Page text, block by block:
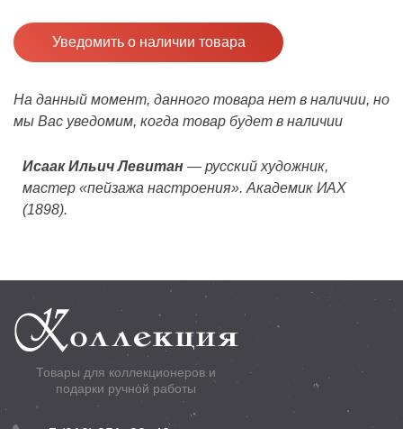
Уведомить о наличии товара
На данный момент, данного товара нет в наличии, но
мы Вас уведомим, когда товар будет в наличии
Исаак Ильич Левитан — русский художник,
мастер «пейзажа настроения». Академик ИАХ
(1898).
Товары для коллекционеров и
подарки ручной работы